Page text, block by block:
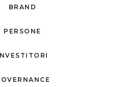
BRAND
PERSONE